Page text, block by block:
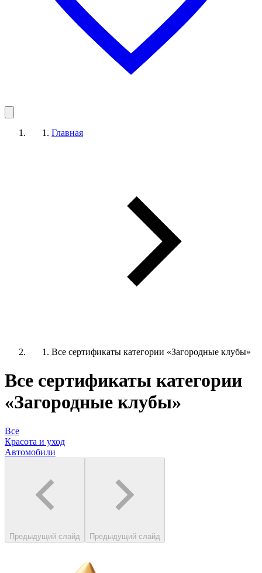
Главная
Все сертификаты категории «Загородные клубы»
Все сертификаты категории
«Загородные клубы»
Все
Красота и уход
Автомобили
Предыдущий слайд Предыдущий слайд